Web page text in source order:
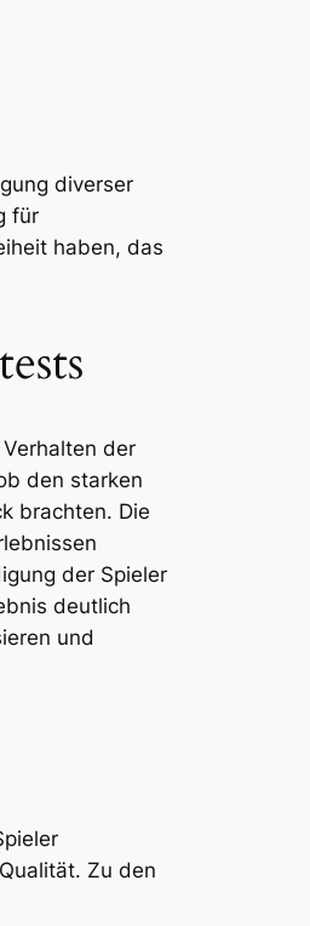
diverser
für
haben, das
der
den starken
brachten. Die
der Spieler
deutlich
und
Zu den